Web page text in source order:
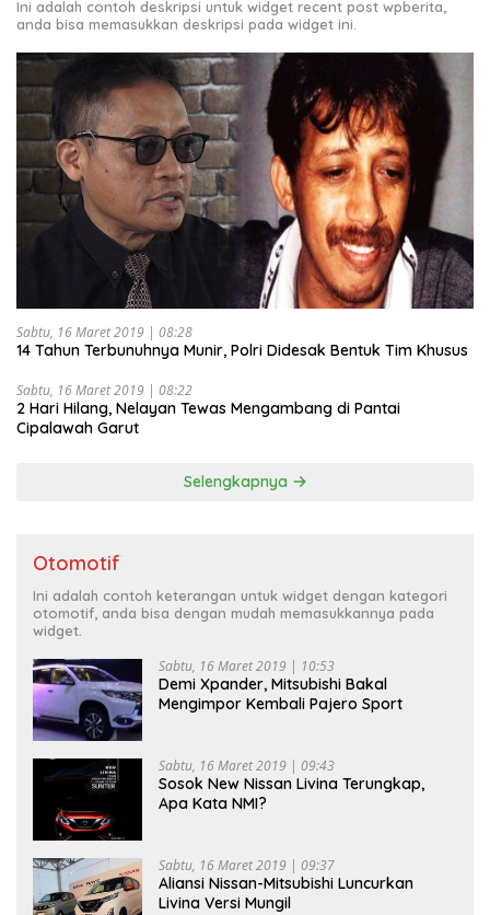
Ini adalah contoh deskripsi untuk widget recent post wpberita,
anda bisa memasukkan deskripsi pada widget ini.
Sabtu, 16 Maret 2019 | 08:28
14 Tahun Terbunuhnya Munir, Polri Didesak Bentuk Tim Khusus
Sabtu, 16 Maret 2019 | 08:22
2 Hari Hilang, Nelayan Tewas Mengambang di Pantai
Cipalawah Garut
Selengkapnya
Otomotif
Ini adalah contoh keterangan untuk widget dengan kategori
otomotif, anda bisa dengan mudah memasukkannya pada
widget.
Sabtu, 16 Maret 2019 | 10:53
Demi Xpander, Mitsubishi Bakal
Mengimpor Kembali Pajero Sport
Sabtu, 16 Maret 2019 | 09:43
Sosok New Nissan Livina Terungkap,
Apa Kata NMI?
Sabtu, 16 Maret 2019 | 09:37
Aliansi Nissan-Mitsubishi Luncurkan
Livina Versi Mungil